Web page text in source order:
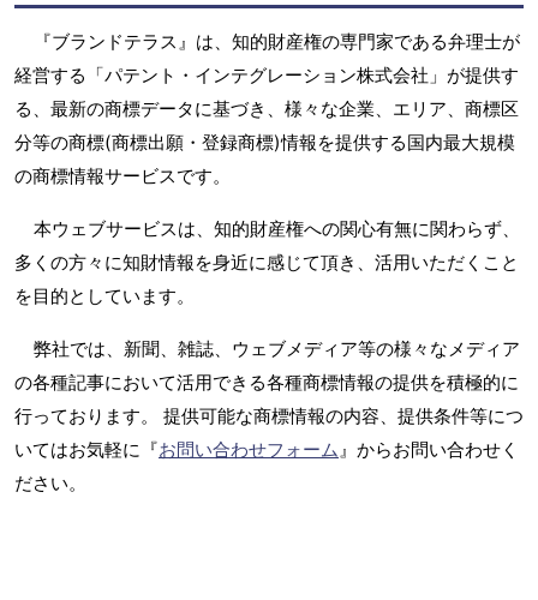
『ブランドテラス』は、知的財産権の専門家である弁理士が
経営する「パテント・インテグレーション株式会社」が提供す
る、最新の商標データに基づき、様々な企業、エリア、商標区
分等の商標(商標出願・登録商標)情報を提供する国内最大規模
の商標情報サービスです。
本ウェブサービスは、知的財産権への関心有無に関わらず、
多くの方々に知財情報を身近に感じて頂き、活用いただくこと
を目的としています。
弊社では、新聞、雑誌、ウェブメディア等の様々なメディア
の各種記事において活用できる各種商標情報の提供を積極的に
行っております。 提供可能な商標情報の内容、提供条件等につ
いてはお気軽に『お問い合わせフォーム』からお問い合わせく
ださい。